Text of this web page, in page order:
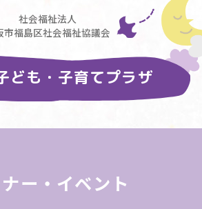
社会福祉法人
市福島区社会福祉協議会
ども・子育てプラザ
ー・イベント